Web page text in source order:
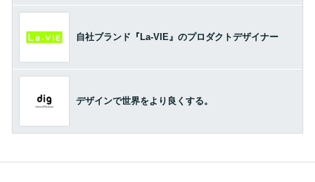
自社ブランド『La-VIE』のプロダクトデザイナー
デザインで世界をより良くする。